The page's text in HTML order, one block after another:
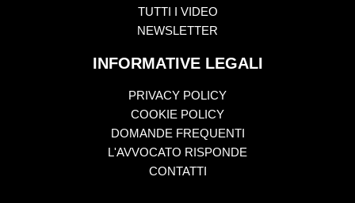
TUTTI I VIDEO
NEWSLETTER
INFORMATIVE LEGALI
PRIVACY POLICY
COOKIE POLICY
DOMANDE FREQUENTI
L'AVVOCATO RISPONDE
CONTATTI